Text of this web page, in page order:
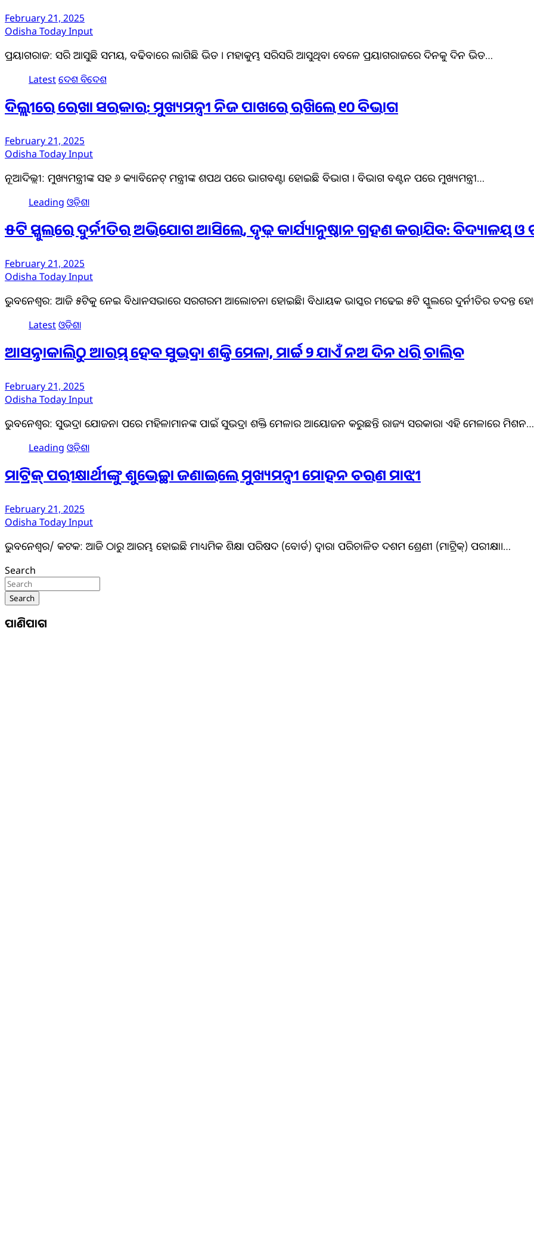
February 21, 2025
Odisha Today Input
ପ୍ରୟାଗରାଜ: ସରି ଆସୁଛି ସମୟ, ବଢିବାରେ ଲାଗିଛି ଭିଡ । ମହାକୁମ୍ଭ ସରିସରି ଆସୁଥିବା ବେଳେ ପ୍ରୟାଗରାଜରେ ଦିନକୁ ଦିନ ଭିଡ…
Latestଦେଶ ବିଦେଶ
ଦିଲ୍ଲୀରେ ରେଖା ସରକାର: ମୁଖ୍ୟମନ୍ତ୍ରୀ ନିଜ ପାଖରେ ରଖିଲେ ୧୦ ବିଭାଗ
February 21, 2025
Odisha Today Input
ନୂଆଦିଲ୍ଲୀ: ମୁଖ୍ୟମନ୍ତ୍ରୀଙ୍କ ସହ ୬ କ୍ୟାବିନେଟ୍ ମନ୍ତ୍ରୀଙ୍କ ଶପଥ ପରେ ଭାଗବଣ୍ଟା ହୋଇଛି ବିଭାଗ । ବିଭାଗ ବଣ୍ଟନ ପରେ ମୁଖ୍ୟମନ୍ତ୍ରୀ…
Leading ଓଡ଼ିଶା
୫ଟି ସ୍କୁଲରେ ଦୁର୍ନୀତିର ଅଭିଯୋଗ ଆସିଲେ, ଦୃଢ଼ କାର୍ଯ୍ୟାନୁଷ୍ଠାନ ଗ୍ରହଣ କରାଯିବ: ବିଦ୍ୟାଳୟ ଓ
February 21, 2025
Odisha Today Input
ଭୁବନେଶ୍ବର: ଆଜି ୫ଟିକୁ ନେଇ ବିଧାନସଭାରେ ସରଗରମ ଆଲୋଚନା ହୋଇଛି। ବିଧାୟକ ଭାସ୍କର ମଢେଇ ୫ଟି ସ୍କୁଲରେ ଦୁର୍ନୀତିର ତଦନ୍ତ
Latestଓଡ଼ିଶା
ଆସନ୍ତାକାଲିଠୁ ଆରମ୍ଭ ହେବ ସୁଭଦ୍ରା ଶକ୍ତି ମେଳା, ମାର୍ଚ୍ଚ ୨ ଯାଏଁ ନଅ ଦିନ ଧରି ଚାଲିବ
February 21, 2025
Odisha Today Input
ଭୁବନେଶ୍ବର: ସୁଭଦ୍ରା ଯୋଜନା ପରେ ମହିଳାମାନଙ୍କ ପାଇଁ ସୁଭଦ୍ରା ଶକ୍ତି ମେଳାର ଆୟୋଜନ କରୁଛନ୍ତି ରାଜ୍ୟ ସରକାର। ଏହି ମେଳାରେ ମିଶନ…
Leading ଓଡ଼ିଶା
ମାଟ୍ରିକ୍ ପରୀକ୍ଷାର୍ଥୀଙ୍କୁ ଶୁଭେଚ୍ଛା ଜଣାଇଲେ ମୁଖ୍ୟମନ୍ତ୍ରୀ ମୋହନ ଚରଣ ମାଝୀ
February 21, 2025
Odisha Today Input
ଭୁବନେଶ୍ବର/ କଟକ: ଆଜି ଠାରୁ ଆରମ୍ଭ ହୋଇଛି ମାଧ୍ୟମିକ ଶିକ୍ଷା ପରିଷଦ (ବୋର୍ଡ) ଦ୍ବାରା ପରିଚାଳିତ ଦଶମ ଶ୍ରେଣୀ (ମାଟ୍ରିକ୍) ପରୀକ୍ଷା।…
Search
Search
ପାଣିପାଗ